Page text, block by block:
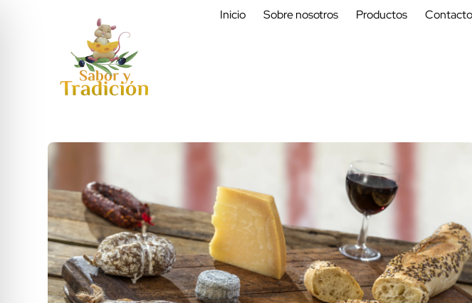
Inicio Sobre nosotros Productos Contacto